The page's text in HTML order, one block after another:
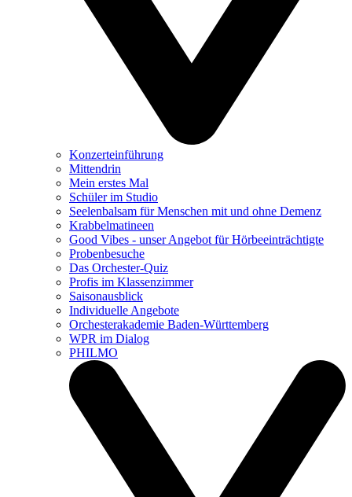
Konzerteinführung
Mittendrin
Mein erstes Mal
Schüler im Studio
Seelenbalsam für Menschen mit und ohne Demenz
Krabbelmatineen
Good Vibes - unser Angebot für Hörbeeinträchtigte
Probenbesuche
Das Orchester-Quiz
Profis im Klassenzimmer
Saisonausblick
Individuelle Angebote
Orchesterakademie Baden-Württemberg
WPR im Dialog
PHILMO